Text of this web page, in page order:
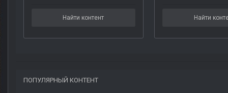
Найти контент Найти
ПОПУЛЯРНЫЙ КОНТЕНТ